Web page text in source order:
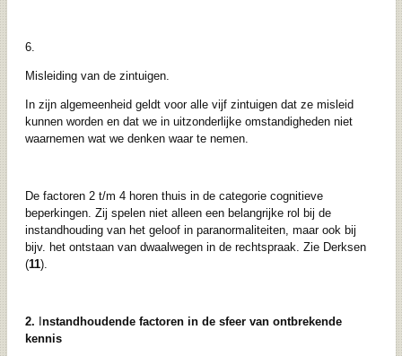
6.
Misleiding van de zintuigen.
In zijn algemeenheid geldt voor alle vijf zintuigen dat ze misleid
kunnen worden en dat we in uitzonderlijke omstandigheden niet
waarnemen wat we denken waar te nemen.
De factoren 2 t/m 4 horen thuis in de categorie cognitieve
beperkingen. Zij spelen niet alleen een belangrijke rol bij de
instandhouding van het geloof in paranormaliteiten, maar ook bij
bijv. het ontstaan van dwaalwegen in de rechtspraak. Zie Derksen
(11).
2. nstandhoudende factoren in de sfeer van ontbrekende
kennis